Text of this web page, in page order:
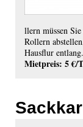
llern müssen
Rollern
Hausflur
Mietpreis: 5 €/